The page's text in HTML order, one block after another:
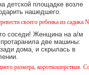
детской площадке возле
нашедшего.
своего ребенка из садика
соседи! Женщина на а/м
две машины:
дома, и скрылась в
короткошерстная. Собака